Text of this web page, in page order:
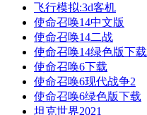
飞行模拟:3d客机
使命召唤14中文版
使命召唤14二战
使命召唤14绿色版下载
使命召唤6下载
使命召唤6现代战争2
使命召唤6绿色版下载
坦克世界2021